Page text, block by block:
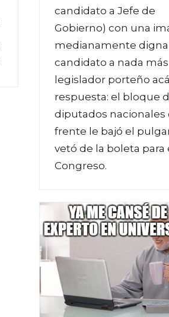
candidato a Jefe de
Gobierno) con una
medianamente
candidato a nada
legislador porteño
respuesta: el bloque
diputados nacionales
frente le bajó el
vetó de la boleta para
Congreso.